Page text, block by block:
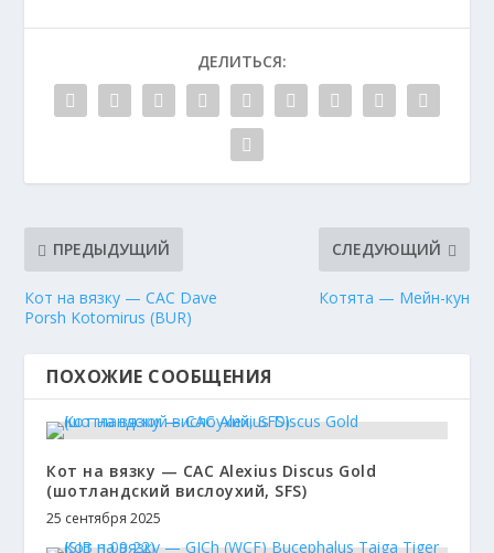
ДЕЛИТЬСЯ:
ПРЕДЫДУЩИЙ
Кот на вязку — CAC Dave
Porsh Kotomirus (BUR)
СЛЕДУЮЩИЙ
Котята — Мейн-кун
ПОХОЖИЕ СООБЩЕНИЯ
Кот на вязку — CAC Alexius Discus Gold
(шотландский вислоухий, SFS)
25 сентября 2025